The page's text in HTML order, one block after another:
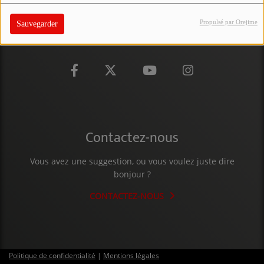
Sauvegarder Propulsé par Orejime
PARTICIPEZ
Contactez-nous
Vous avez une suggestion, ou vous voulez juste dire
bonjour ?
CONTACTEZ-NOUS
Politique de confidentialité | Mentions légales